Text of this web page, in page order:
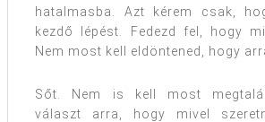
hatalmasba. Azt kérem csak,
kezdő lépést. Fedezd fel, hogy
Nem most kell eldöntened, hogy
Sőt. Nem is kell most
választ arra, hogy mivel